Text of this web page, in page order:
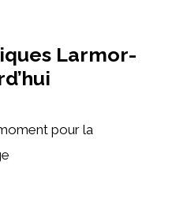
Larmor-
pour la